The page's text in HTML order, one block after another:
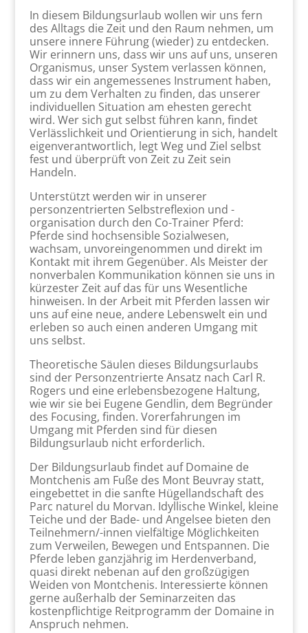
In diesem Bildungsurlaub wollen wir uns fern
des Alltags die Zeit und den Raum nehmen, um
unsere innere Führung (wieder) zu entdecken.
Wir erinnern uns, dass wir uns auf uns, unseren
Organismus, unser System verlassen können,
dass wir ein angemessenes Instrument haben,
um zu dem Verhalten zu finden, das unserer
individuellen Situation am ehesten gerecht
wird. Wer sich gut selbst führen kann, findet
Verlässlichkeit und Orientierung in sich, handelt
eigenverantwortlich, legt Weg und Ziel selbst
fest und überprüft von Zeit zu Zeit sein
Handeln.
Unterstützt werden wir in unserer
personzentrierten Selbstreflexion und -
organisation durch den Co-Trainer Pferd:
Pferde sind hochsensible Sozialwesen,
wachsam, unvoreingenommen und direkt im
Kontakt mit ihrem Gegenüber. Als Meister der
nonverbalen Kommunikation können sie uns in
kürzester Zeit auf das für uns Wesentliche
hinweisen. In der Arbeit mit Pferden lassen wir
uns auf eine neue, andere Lebenswelt ein und
erleben so auch einen anderen Umgang mit
uns selbst.
Theoretische Säulen dieses Bildungsurlaubs
sind der Personzentrierte Ansatz nach Carl R.
Rogers und eine erlebensbezogene Haltung,
wie wir sie bei Eugene Gendlin, dem Begründer
des Focusing, finden. Vorerfahrungen im
Umgang mit Pferden sind für diesen
Bildungsurlaub nicht erforderlich.
Der Bildungsurlaub findet auf Domaine de
Montchenis am Fuße des Mont Beuvray statt,
eingebettet in die sanfte Hügellandschaft des
Parc naturel du Morvan. Idyllische Winkel, kleine
Teiche und der Bade- und Angelsee bieten den
Teilnehmern/-innen vielfältige Möglichkeiten
zum Verweilen, Bewegen und Entspannen. Die
Pferde leben ganzjährig im Herdenverband,
quasi direkt nebenan auf den großzügigen
Weiden von Montchenis. Interessierte können
gerne außerhalb der Seminarzeiten das
kostenpflichtige Reitprogramm der Domaine in
Anspruch nehmen.